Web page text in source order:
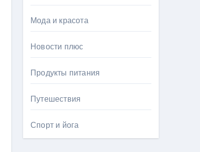
Мода и красота
Новости плюс
Продукты питания
Путешествия
Спорт и йога